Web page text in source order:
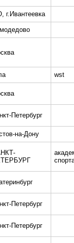
г.Ивантеевка
wst
Петербург
на-Дону
Петербург
Петербург